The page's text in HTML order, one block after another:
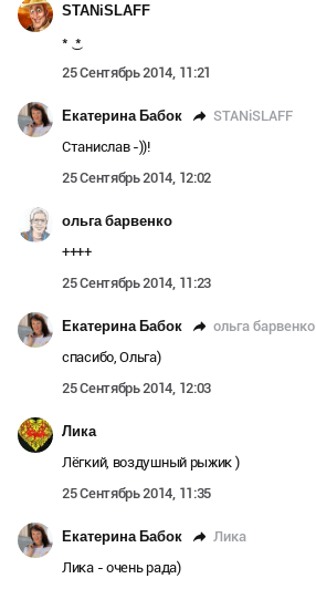
STANiSLAFF
* ͜ *
25 Сентябрь 2014, 11:21
Екатерина Бабок STANiSLAFF
Станислав -))!
25 Сентябрь 2014, 12:02
ольга барвенко
++++
25 Сентябрь 2014, 11:23
Екатерина Бабок ольга барвенко
спасибо, Ольга)
25 Сентябрь 2014, 12:03
Лика
Лёгкий, воздушный рыжик )
25 Сентябрь 2014, 11:35
Екатерина Бабок Лика
Лика - очень рада)